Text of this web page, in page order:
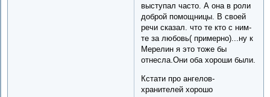
выступал часто. А она в роли
доброй помощницы. В своей
речи сказал. что те кто с ним-
те за любовь( примерно)...ну к
Мерелин я это тоже бы
отнесла.Они оба хороши были.
Кстати про ангелов-
хранителей хорошо